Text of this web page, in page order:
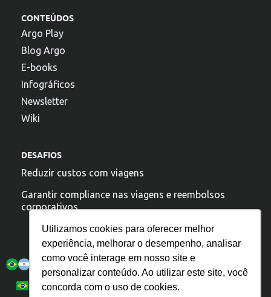
Utilizamos cookies para oferecer melhor
experiência, melhorar o desempenho, analisar
como você interage em nosso site e
personalizar conteúdo. Ao utilizar este site, você
concorda com o uso de cookies.
CONTEÚDOS
Argo Play
Blog Argo
E-books
Infográficos
Newsletter
Wiki
DESAFIOS
Reduzir custos com viagens
Garantir compliance nas viagens e reembolsos
corporativos
Português
Español
Política de Privacidade